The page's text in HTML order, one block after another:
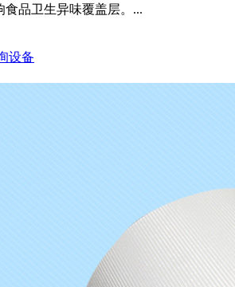
品卫生异味覆盖层。...
设备